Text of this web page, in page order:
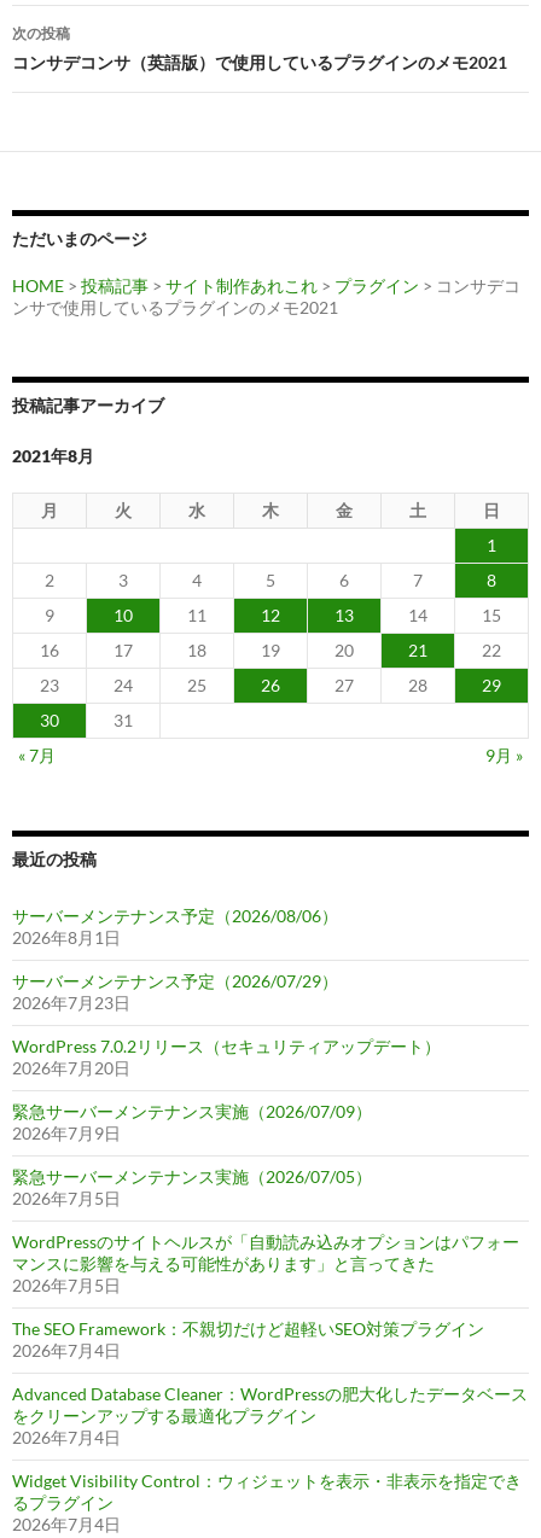
ナ
ビ
ゲ
ー
ョ
ン
次の投稿
コンサデコンサ（英語版）で使用しているプラグインのメモ2021
ただいまのページ
HOME > 投稿記事 > サイト制作あれこれ > プラグイン > コンサデコ
ンサで使用しているプラグインのメモ2021
投稿記事アーカイブ
2021年8月
月 火 水 木 金 土
日
1
2
3 4 5 6 7
8
9
10 11 12 13 14
15
16
17 18 19 20 21
22
23
24 25 26 27 28
29
30
31
« 7月
9月 »
最近の投稿
サーバーメンテナンス予定（2026/08/06）
2026年8月1日
サーバーメンテナンス予定（2026/07/29）
2026年7月23日
WordPress 7.0.2リリース（セキュリティアップデート）
2026年7月20日
緊急サーバーメンテナンス実施（2026/07/09）
2026年7月9日
緊急サーバーメンテナンス実施（2026/07/05）
2026年7月5日
WordPressのサイトヘルスが「自動読み込みオプションはパフォー
マンスに影響を与える可能性があります」と言ってきた
2026年7月5日
The SEO Framework：不親切だけど超軽いSEO対策プラグイン
2026年7月4日
Advanced Database Cleaner：WordPressの肥大化したデータベース
をクリーンアップする最適化プラグイン
2026年7月4日
Widget Visibility Control：ウィジェットを表示・非表示を指定でき
るプラグイン
2026年7月4日